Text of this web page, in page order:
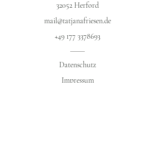
32052 Herford​
mail@tatjanafriesen.de
+49 177 3378693
Datenschutz​
Impressum